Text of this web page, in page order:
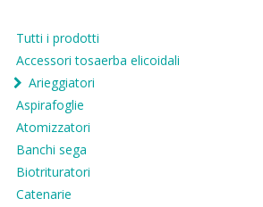
Tutti i prodotti
Accessori tosaerba elicoidali
Arieggiatori
Aspirafoglie
Atomizzatori
Banchi sega
Biotrituratori
Catenarie